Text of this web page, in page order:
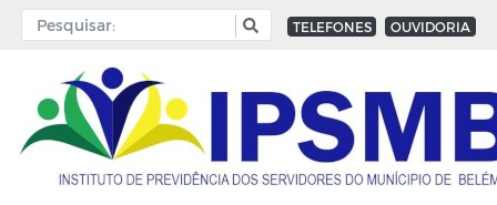
TELEFONES OUVIDORIA